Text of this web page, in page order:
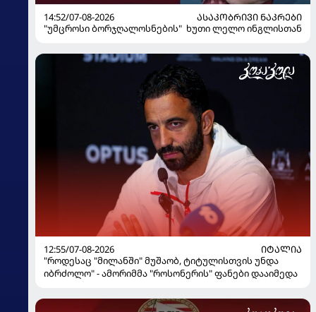
14:52/07-08-2026
ᲐᲡᲐᲙᲝᲑᲠᲘᲕᲘ ᲜᲐᲙᲠᲔᲑᲘ
"უმცროსი ბორჯღალოსნების" ხუთი ლელო ინგლისთან
12:55/07-08-2026
ᲘᲢᲐᲚᲘᲐ
"როდესაც "მილანში" მუშაობ, ტიტულისთვის უნდა
იბრძოლო" - ამორიმმა "როსონერის" ფანები დააიმედა